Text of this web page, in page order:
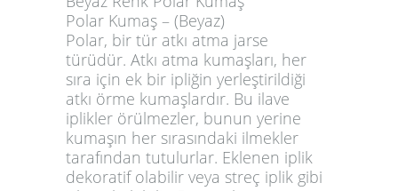
Polar Kumaş – (Beyaz)
Polar, bir tür atkı atma jarse
türüdür. Atkı atma kumaşları, her
sıra için ek bir ipliğin yerleştirildiği
atkı örme kumaşlardır. Bu ilave
iplikler örülmezler, bunun yerine
kumaşın her sırasındaki ilmekler
tarafından tutulurlar. Eklenen iplik
dekoratif olabilir veya streç iplik gibi